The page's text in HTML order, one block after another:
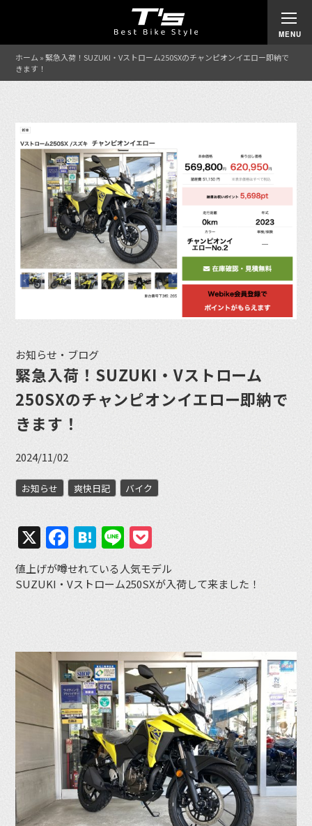
ホーム »緊急入荷！SUZUKI・Vストローム250SXのチャンピオンイエロー即納で
きます！
お知らせ・ブログ
緊急入荷！SUZUKI・Vストローム
250SXのチャンピオンイエロー即納で
きます！
2024/11/02
お知らせ 爽快日記 バイク
X Facebook
Hatena
Line
値上げが噂せれている人気モデル
SUZUKI・Vストローム250SXが入荷して来ました！